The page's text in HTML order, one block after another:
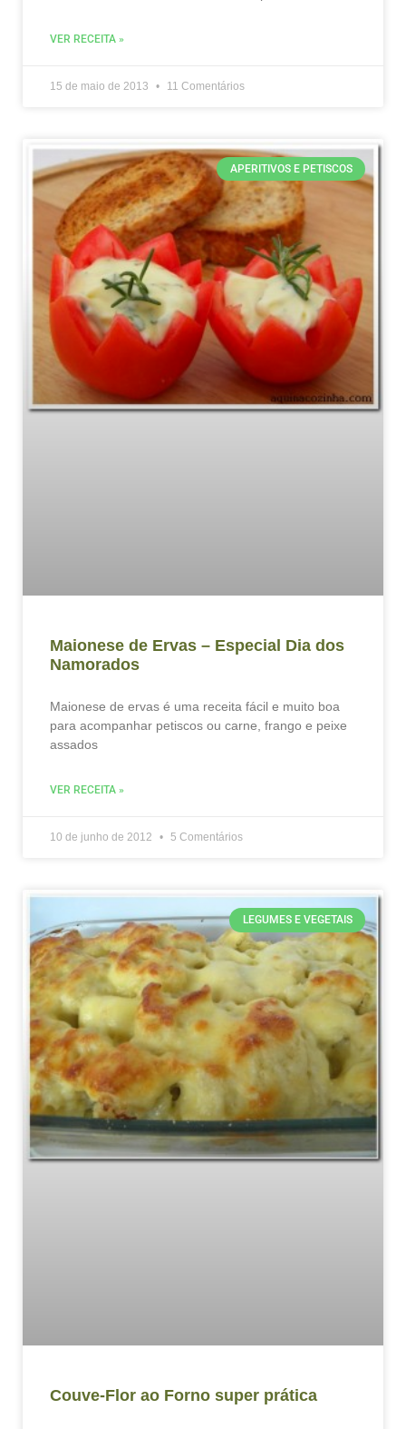
VER RECEITA »
15 de maio de 2013 11 Comentários
APERITIVOS E PETISCOS
Maionese de Ervas – Especial Dia dos
Namorados
Maionese de ervas é uma receita fácil e muito boa
para acompanhar petiscos ou carne, frango e peixe
assados
VER RECEITA »
10 de junho de 2012 5 Comentários
LEGUMES E VEGETAIS
Couve-Flor ao Forno super prática